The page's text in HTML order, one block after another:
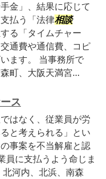
金」、結果に応じて
払う「法律相談
る「タイムチャー
通費や通信費、コピ
ます。 当事務所で
町、大阪天満宮...
ス
はなく、従業員が労
と考えられる」とい
事案を不当解雇と認
員に支払うよう命じま
河内、北浜、南森